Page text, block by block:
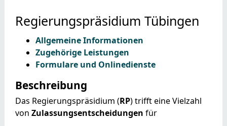
Regierungspräsidium Tübingen
Allgemeine Informationen
Zugehörige Leistungen
Formulare und Onlinedienste
Beschreibung
Das Regierungspräsidium (RP) trifft eine Vielzahl
von Zulassungsentscheidungen für